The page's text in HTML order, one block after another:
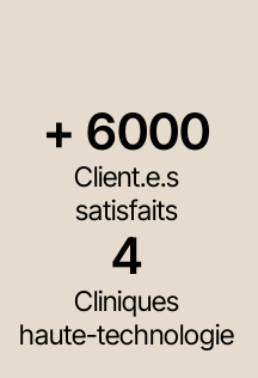
Client.e.s
satisfaits
+ 6000
Cliniques
haute-technologie
4